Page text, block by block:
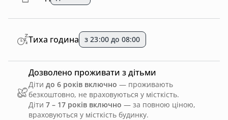
Дозволено проживати з дітьми
Діти до 6 років включно — проживають
безкоштовно, не враховуються у місткість.
Діти 7 – 17 років включно — за повною ціною,
враховуються у місткість будинку.
Тиха година з 23:00 до 08:00